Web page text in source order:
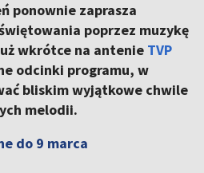
ponownie zaprasza
poprzez muzykę
wkrótce na antenie TVP
odcinki programu, w
bliskim wyjątkowe chwile
melodii.
do 9 marca